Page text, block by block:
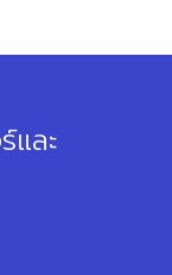
และ